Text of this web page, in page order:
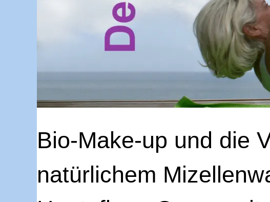
Bio-Make-up und die
natürlichem